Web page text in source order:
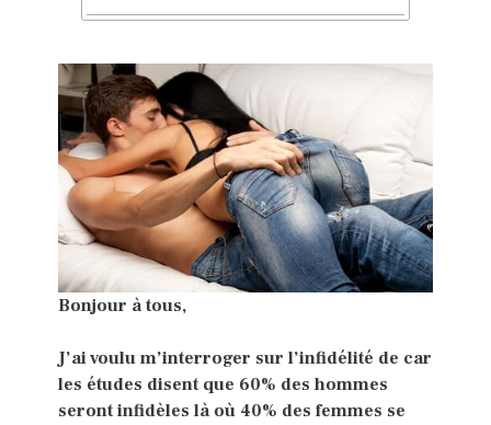
Bonjour à tous,
J’ai voulu m’interroger sur l’infidélité de car
les études disent que 60% des hommes
seront infidèles là où 40% des femmes se